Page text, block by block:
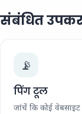
संबंधित
📡
पिंग टूल
जांचें कि कोई वेबसाइट